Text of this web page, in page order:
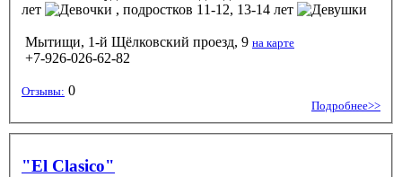
лет
, подростков 11-12, 13-14 лет
Мытищи, 1-й Щёлковский проезд, 9 на карте
+7-926-026-62-82
Отзывы: 0
Подробнее>>
"El Clasico"